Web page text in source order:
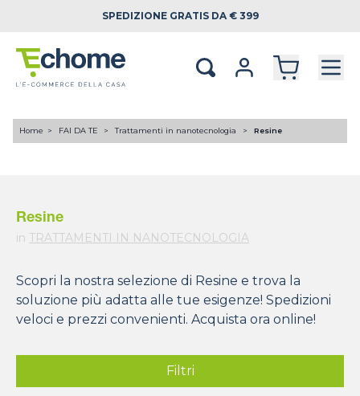
SPEDIZIONE GRATIS DA € 399
Home FAI DA TE Trattamenti in nanotecnologia Resine
Resine
in TRATTAMENTI IN NANOTECNOLOGIA
Scopri la nostra selezione di Resine e trova la
soluzione più adatta alle tue esigenze! Spedizioni
veloci e prezzi convenienti. Acquista ora online!
Filtri